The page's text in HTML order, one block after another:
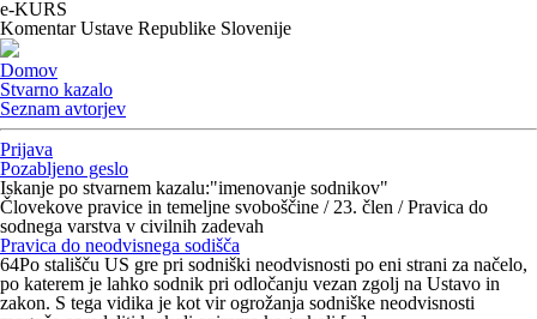
e-KURS
Komentar Ustave Republike Slovenije
Domov
Stvarno kazalo
Seznam avtorjev
Prijava
Pozabljeno geslo
Iskanje po stvarnem kazalu:"imenovanje sodnikov"
Človekove pravice in temeljne svoboščine / 23. člen / Pravica do
sodnega varstva v civilnih zadevah
Pravica do neodvisnega sodišča
64Po stališču US gre pri sodniški neodvisnosti po eni strani za načelo,
po katerem je lahko sodnik pri odločanju vezan zgolj na Ustavo in
zakon. S tega vidika je kot vir ogrožanja sodniške neodvisnosti